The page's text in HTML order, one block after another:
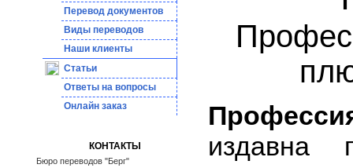
Пepeвoд дoкумeнтoв
Виды переводов
Наши клиенты
Статьи
Ответы на вопросы
Онлайн заказ
КОНТАКТЫ
Бюро переводов "Берг"
издавна